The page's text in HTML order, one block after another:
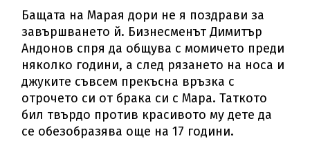
Бащата на Марая дори не я поздрави за
завършването й. Бизнесменът Димитър
Андонов спря да общува с момичето преди
няколко години, а след рязането на носа и
джуките съвсем прекъсна връзка с
отрочето си от брака си с Мара. Таткото
бил твърдо против красивото му дете да
се обезобразява още на 17 години.